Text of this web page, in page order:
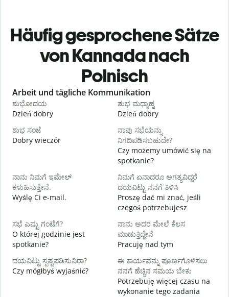
Häufig gesprochene Sätze
von Kannada nach
Polnisch
Slide 1 of 6
Arbeit und tägliche Kommunikation
ಶುಭೋದಯ
Dzień dobry
ಶುಭ ಮಧ್ಯಾಹ್ನ
Dzień dobry
ಶುಭ ಸಂಜೆ
Dobry wieczór
ನಾವು ಸಭೆಯನ್ನು
ನಿಗದಿಪಡಿಸಬಹುದೇ?
Czy możemy umówić się na
spotkanie?
ನಾನು ನಿಮಗೆ ಇಮೇಲ್
ಕಳುಹಿಸುತ್ತೇನೆ.
Wyślę Ci e-mail.
ನಿಮಗೆ ಏನಾದರೂ ಅಗತ್ಯವಿದ್ದರೆ
ದಯವಿಟ್ಟು ನನಗೆ ತಿಳಿಸಿ
Proszę dać mi znać, jeśli
czegoś potrzebujesz
ಸಭೆ ಎಷ್ಟು ಗಂಟೆಗೆ?
O której godzinie jest
spotkanie?
ನಾನು ಅದರ ಮೇಲೆ ಕೆಲಸ
ಮಾಡುತ್ತಿದ್ದೇನೆ
Pracuję nad tym
ದಯವಿಟ್ಟು ಸ್ಪಷ್ಟಪಡಿಸುವಿರಾ?
Czy mógłbyś wyjaśnić?
ಈ ಕಾರ್ಯವನ್ನು ಪೂರ್ಣಗೊಳಿಸಲು
ನನಗೆ ಹೆಚ್ಚಿನ ಸಮಯ ಬೇಕು
Potrzebuję więcej czasu na
wykonanie tego zadania